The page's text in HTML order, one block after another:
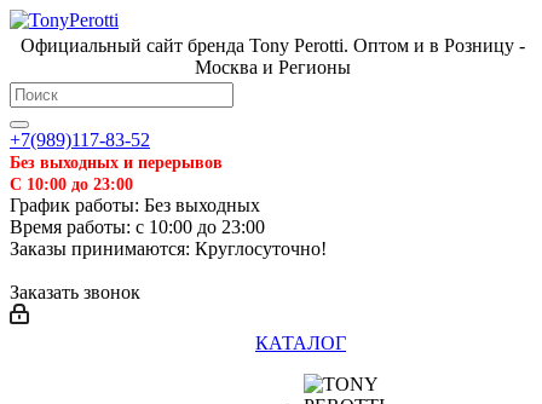
Официальный сайт бренда Tony Perotti. Оптом и в Розницу -
Москва и Регионы
+7(989)117-83-52
Без выходных и перерывов
С 10:00 до 23:00
График работы: Без выходных
Время работы: с 10:00 до 23:00
Заказы принимаются: Круглосуточно!
Заказать звонок
КАТАЛОГ